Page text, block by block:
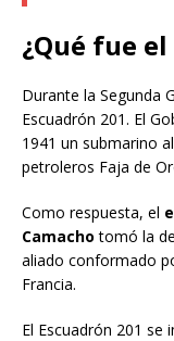
¿Qué fue
Durante la Segunda
Escuadrón 201. El
1941 un submarino
petroleros Faja de
Como respuesta, el
Camachotomó la
aliado conformado
Francia.
El Escuadrón 201 se